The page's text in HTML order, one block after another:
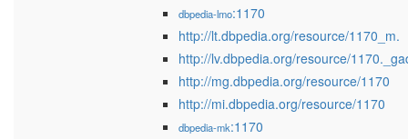
dbpedia-lmo:1170
http://lt.dbpedia.org/resource/1170_m.
http://lv.dbpedia.org/resource/
http://mg.dbpedia.org/resource/1170
http://mi.dbpedia.org/resource/1170
dbpedia-mk:1170